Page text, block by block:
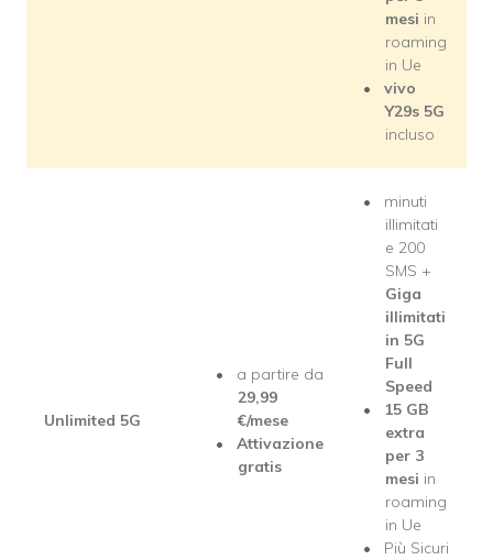
mesi in
roaming
in Ue
vivo
Y29s 5G
incluso
Unlimited 5G
a partire da
29,99
€/mese
Attivazione
gratis
minuti
illimitati
e 200
SMS +
Giga
illimitati
in 5G
Full
Speed
15 GB
extra
per 3
mesi in
roaming
in Ue
Più Sicuri